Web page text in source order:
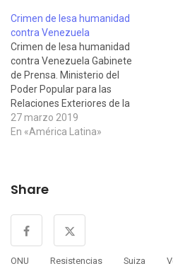
Crimen de lesa humanidad
contra Venezuela
Crimen de lesa humanidad
contra Venezuela Gabinete
de Prensa. Ministerio del
Poder Popular para las
Relaciones Exteriores de la
República Bolivariana de
Venezuela, 23 de marzo de
la administración de los
la economía y…
27 marzo 2019
En «América Latina»
Share
ONU Resistencias Suiza